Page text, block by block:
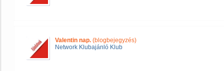
Valentin nap. (blogbejegyzés)
Network Klubajánló Klub